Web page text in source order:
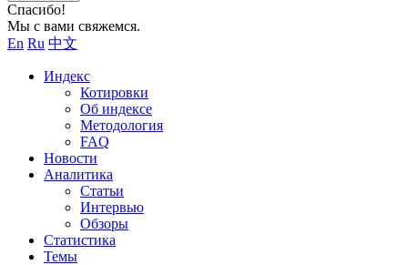
Спасибо!
Мы с вами свяжемся.
En Ru 中文
Индекс
Котировки
Об индексе
Методология
FAQ
Новости
Аналитика
Статьи
Интервью
Обзоры
Статистика
Темы